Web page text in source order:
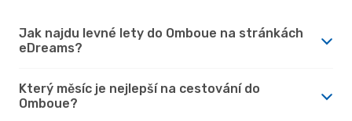
Jak najdu levné lety do Omboue na stránkách
eDreams?
Který měsíc je nejlepší na cestování do
Omboue?